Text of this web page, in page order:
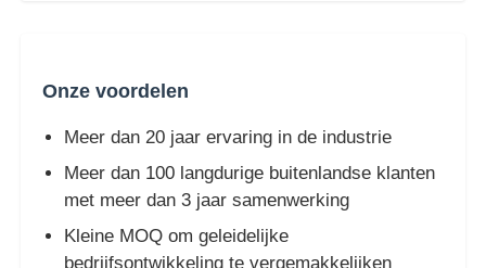
LED -roosterscherm
Transparant beeldscherm
Onze voordelen
Meer dan 20 jaar ervaring in de industrie
Meer dan 100 langdurige buitenlandse klanten
met meer dan 3 jaar samenwerking
Kleine MOQ om geleidelijke
bedrijfsontwikkeling te vergemakkelijken